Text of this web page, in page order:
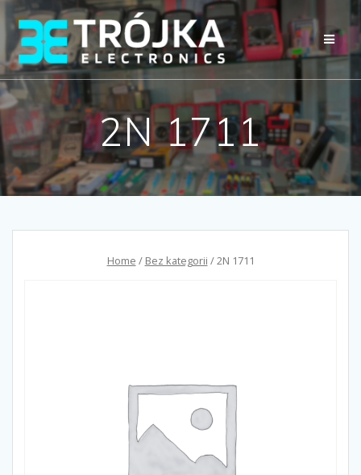
Przejdź
do
treści
2N 1711
Home / Bez kategorii / 2N 1711